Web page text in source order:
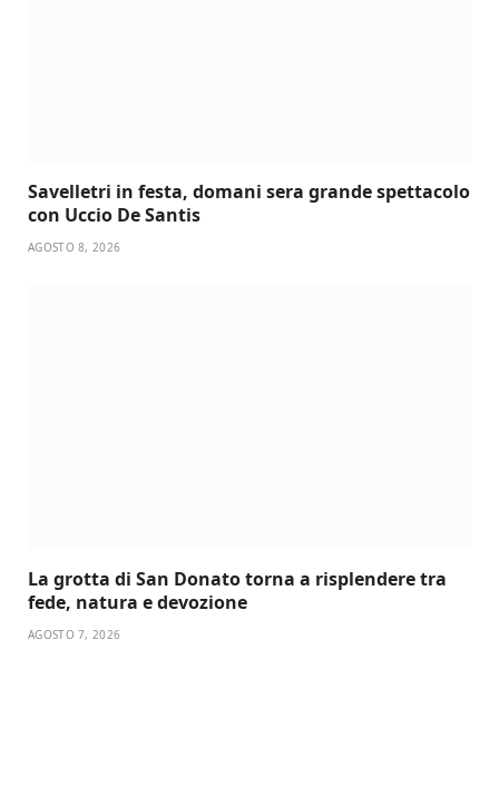
Savelletri in festa, domani sera grande spettacolo
con Uccio De Santis
AGOSTO 8, 2026
La grotta di San Donato torna a risplendere tra
fede, natura e devozione
AGOSTO 7, 2026